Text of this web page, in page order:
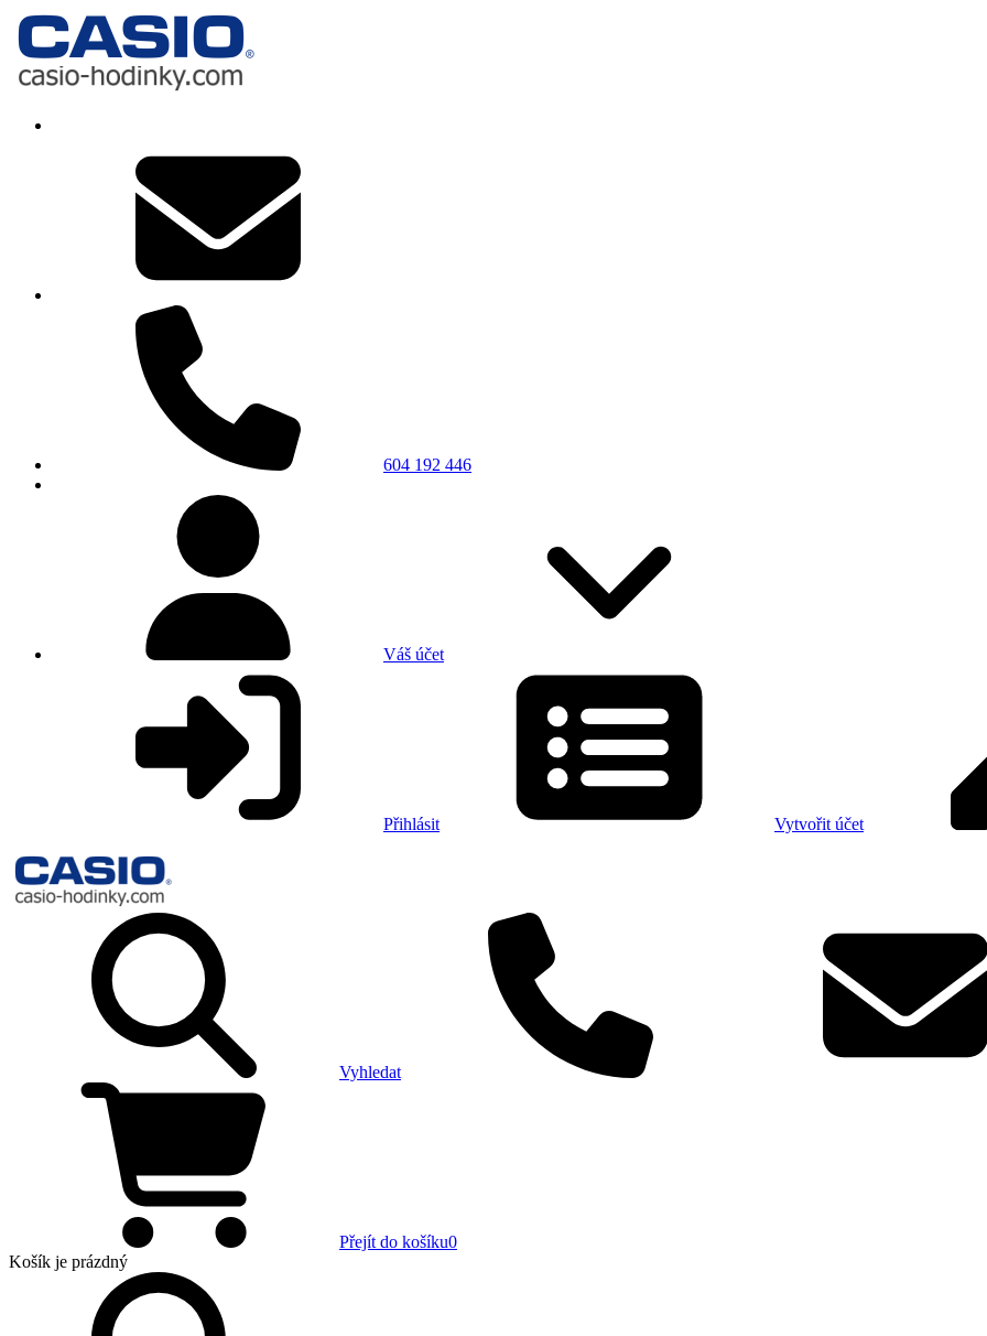
604 192 446
Váš účet
Přihlásit Vytvořit účet
Vyhledat
Přejít do košíku0
Košík je prázdný